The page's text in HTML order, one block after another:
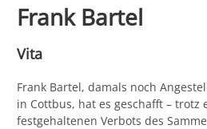
Frank Bartel
Vita
Frank Bartel, damals noch
in Cottbus, hat es geschafft – trotz
festgehaltenen Verbots des